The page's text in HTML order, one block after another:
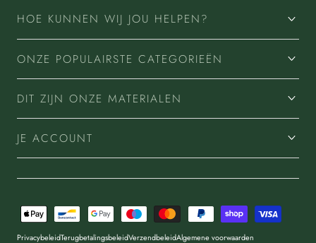
HOE KUNNEN WIJ JOU HELPEN?
ONZE POPULAIRSTE CATEGORIEËN
DIT ZIJN ONZE MATERIALEN
JE ACCOUNT
Betaalmethoden
PrivacybeleidTerugbetalingsbeleidVerzendbeleidAlgemene voorwaarden